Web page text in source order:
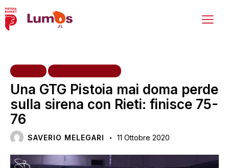
Una GTG Pistoia mai doma perde
sulla sirena con Rieti: finisce 75-
76
SAVERIO MELEGARI 11 Ottobre 2020